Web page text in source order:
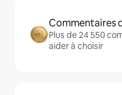
Commentaires
Plus de 24 550
aider à choisir